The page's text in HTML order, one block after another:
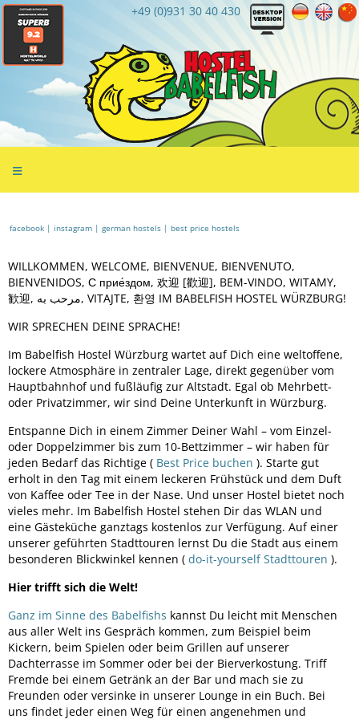
+49 (0)931 30 40 430
≡
facebook | instagram | german hostels | best price hostels
WILLKOMMEN, WELCOME, BIENVENUE, BIENVENUTO,
BIENVENIDOS, С прие́здом, 欢迎 [歡迎], BEM-VINDO, WITAMY,
歓迎, مرحب به, VITAJTE, 환영 IM BABELFISH HOSTEL WÜRZBURG!
WIR SPRECHEN DEINE SPRACHE!
Im Babelfish Hostel Würzburg wartet auf Dich eine weltoffene,
lockere Atmosphäre in zentraler Lage, direkt gegenüber vom
Hauptbahnhof und fußläufig zur Altstadt. Egal ob Mehrbett-
oder Privatzimmer, wir sind Deine Unterkunft in Würzburg.
Entspanne Dich in einem Zimmer Deiner Wahl – vom Einzel-
oder Doppelzimmer bis zum 10-Bettzimmer – wir haben für
jeden Bedarf das Richtige ( Best Price buchen ). Starte gut
erholt in den Tag mit einem leckeren Frühstück und dem Duft
von Kaffee oder Tee in der Nase. Und unser Hostel bietet noch
vieles mehr. Im Babelfish Hostel stehen Dir das WLAN und
eine Gästeküche ganztags kostenlos zur Verfügung. Auf einer
unserer geführten Stadttouren lernst Du die Stadt aus einem
besonderen Blickwinkel kennen ( do-it-yourself Stadttouren ).
Hier trifft sich die Welt!
Ganz im Sinne des Babelfishs kannst Du leicht mit Menschen
aus aller Welt ins Gespräch kommen, zum Beispiel beim
Kickern, beim Spielen oder beim Grillen auf unserer
Dachterrasse im Sommer oder bei der Bierverkostung. Triff
Fremde bei einem Getränk an der Bar und mach sie zu
Freunden oder versinke in unserer Lounge in ein Buch. Bei
uns findet jeder einen Weg für einen angenehmen und